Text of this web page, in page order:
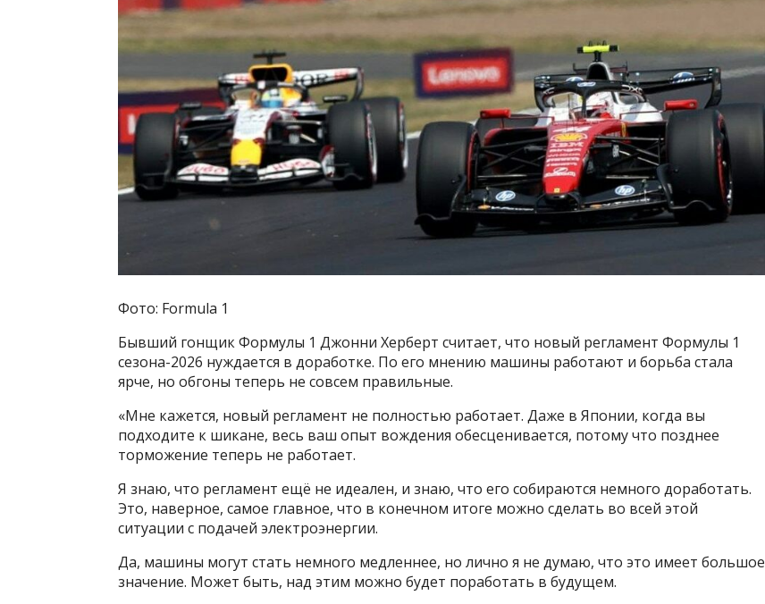
Фото: Formula 1
Бывший гонщик Формулы 1 Джонни Херберт считает, что новый регламент Формулы 1
сезона-2026 нуждается в доработке. По его мнению машины работают и борьба стала
ярче, но обгоны теперь не совсем правильные.
«Мне кажется, новый регламент не полностью работает. Даже в Японии, когда вы
подходите к шикане, весь ваш опыт вождения обесценивается, потому что позднее
торможение теперь не работает.
Я знаю, что регламент ещё не идеален, и знаю, что его собираются немного доработать.
Это, наверное, самое главное, что в конечном итоге можно сделать во всей этой
ситуации с подачей электроэнергии.
Да, машины могут стать немного медленнее, но лично я не думаю, что это имеет большое
значение. Может быть, над этим можно будет поработать в будущем.